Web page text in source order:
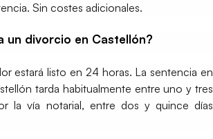
Sin costes adicionales.
divorcio en Castellón?
estará listo en 24 horas. La sentencia en
tarda habitualmente entre uno y tres
la vía notarial, entre dos y quince días